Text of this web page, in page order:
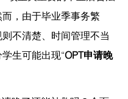
，由于毕业季事务繁
不清楚、时间管理不当
生可能出现“OPT申请晚